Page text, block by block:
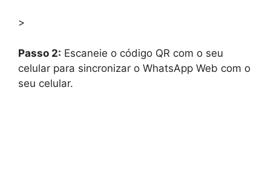
>
Passo 2: Escaneie o código QR com o seu
celular para sincronizar o WhatsApp Web com o
seu celular.